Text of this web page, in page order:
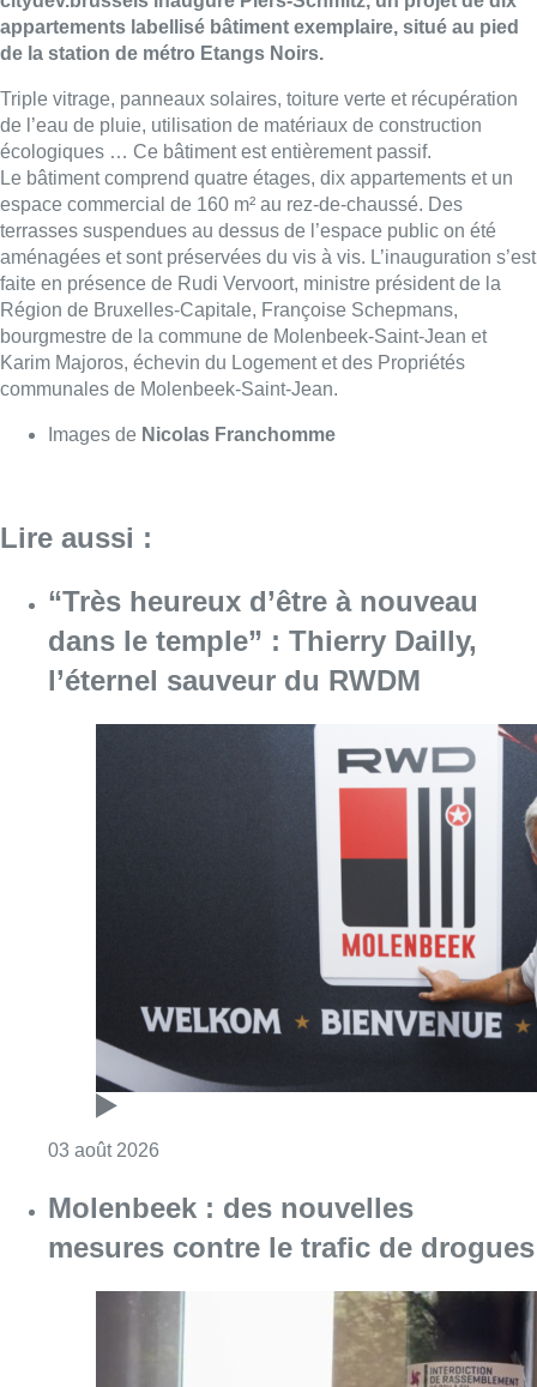
bourgmestre de la commune de Molenbeek-Saint-Jean et
Karim Majoros, échevin du Logement et des Propriétés
communales de Molenbeek-Saint-Jean.
Images de Nicolas Franchomme
Lire aussi :
“Très heureux d’être à nouveau
dans le temple” : Thierry Dailly,
l’éternel sauveur du RWDM
Consulter l'article "“Très heureux d’être à
Molenbeek : des nouvelles
mesures contre le trafic de drogues